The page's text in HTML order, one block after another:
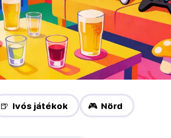
🍺 Ivós játékok 🎮 Nörd